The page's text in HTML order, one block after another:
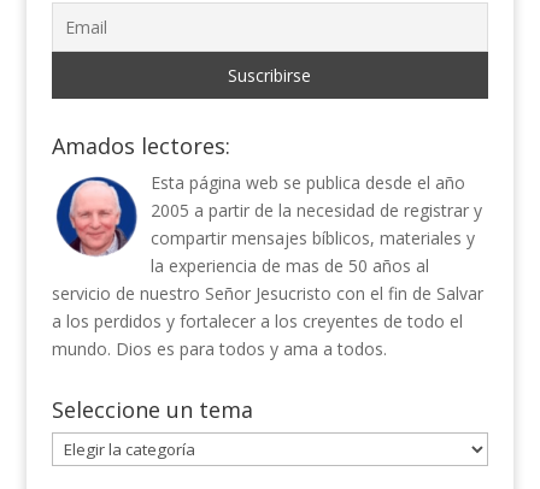
Amados lectores:
Esta página web se publica desde el año
2005 a partir de la necesidad de registrar y
compartir mensajes bíblicos, materiales y
la experiencia de mas de 50 años al
servicio de nuestro Señor Jesucristo con el fin de Salvar
a los perdidos y fortalecer a los creyentes de todo el
mundo. Dios es para todos y ama a todos.
Seleccione un tema
Seleccione
un